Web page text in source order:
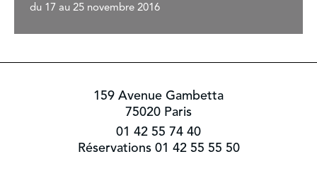
du 17 au 25 novembre 2016
159 Avenue Gambetta
75020 Paris
01 42 55 74 40
Réservations 01 42 55 55 50